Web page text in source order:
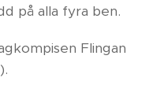
på alla fyra ben.
Flingan